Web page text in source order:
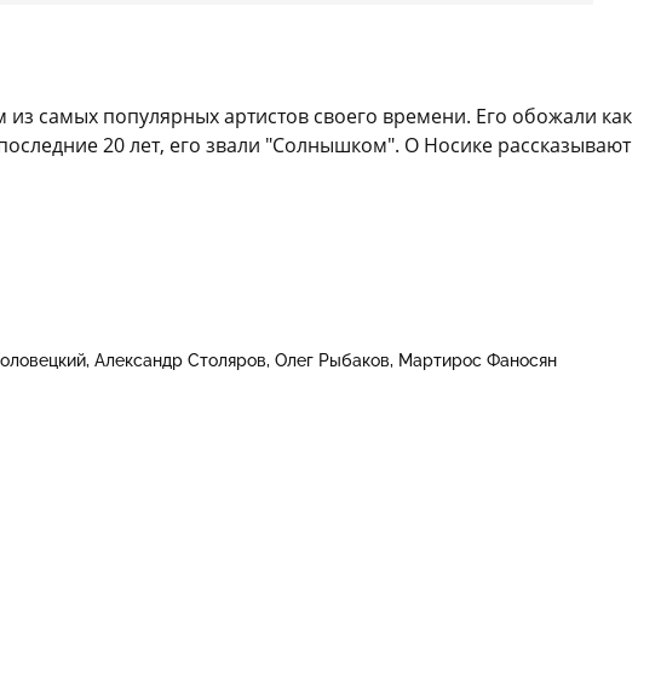
самых популярных артистов своего времени. Его обожали как
20 лет, его звали "Солнышком". О Носике рассказывают
Александр Столяров Олег Рыбаков Мартирос Фаносян